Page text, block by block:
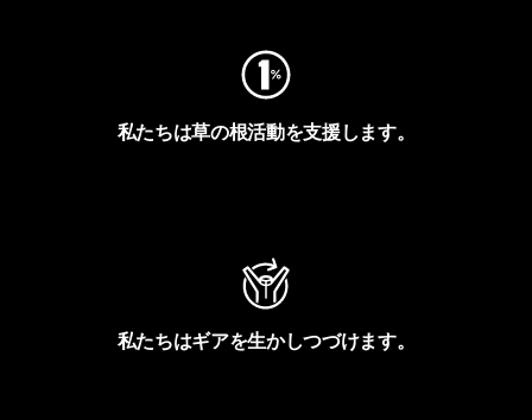
私たちは草の根活動を支援します。
私たちはギアを生かしつづけます。